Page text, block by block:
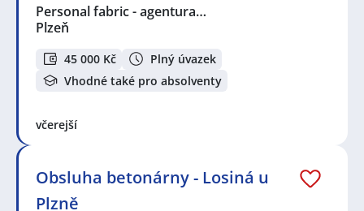
Personal fabric - agentura…
Plzeň
45 000 Kč
Plný úvazek
Vhodné také pro absolventy
včerejší
Obsluha betonárny - Losiná u
Plzně